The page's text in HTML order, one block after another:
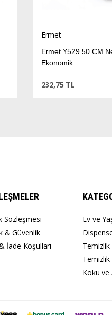
Ermet
Ermet Y529 50 CM
Ekonomik
232,75 TL
Sözleşmesi
& Güvenlik
İade Koşulları
Ev ve
Temizlik
Koku ve